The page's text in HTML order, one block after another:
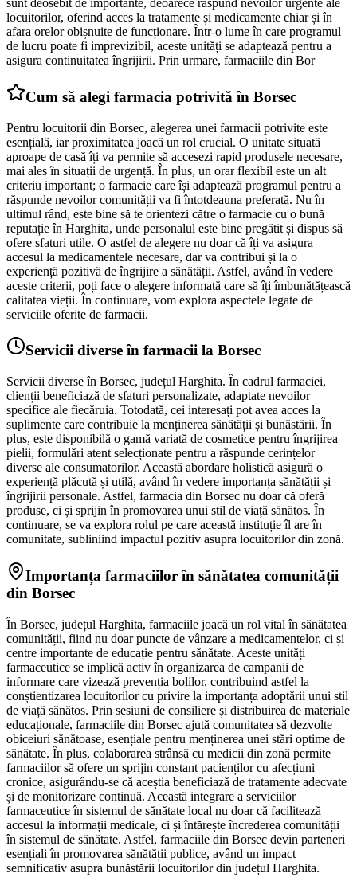
sunt deosebit de importante, deoarece răspund nevoilor urgente ale
locuitorilor, oferind acces la tratamente și medicamente chiar și în
afara orelor obișnuite de funcționare. Într-o lume în care programul
de lucru poate fi imprevizibil, aceste unități se adaptează pentru a
asigura continuitatea îngrijirii. Prin urmare, farmaciile din Bor
Cum să alegi farmacia potrivită în Borsec
Pentru locuitorii din Borsec, alegerea unei farmacii potrivite este
esențială, iar proximitatea joacă un rol crucial. O unitate situată
aproape de casă îți va permite să accesezi rapid produsele necesare,
mai ales în situații de urgență. În plus, un orar flexibil este un alt
criteriu important; o farmacie care își adaptează programul pentru a
răspunde nevoilor comunității va fi întotdeauna preferată. Nu în
ultimul rând, este bine să te orientezi către o farmacie cu o bună
reputație în Harghita, unde personalul este bine pregătit și dispus să
ofere sfaturi utile. O astfel de alegere nu doar că îți va asigura
accesul la medicamentele necesare, dar va contribui și la o
experiență pozitivă de îngrijire a sănătății. Astfel, având în vedere
aceste criterii, poți face o alegere informată care să îți îmbunătățească
calitatea vieții. În continuare, vom explora aspectele legate de
serviciile oferite de farmacii.
Servicii diverse în farmacii la Borsec
Servicii diverse în Borsec, județul Harghita. În cadrul farmaciei,
clienții beneficiază de sfaturi personalizate, adaptate nevoilor
specifice ale fiecăruia. Totodată, cei interesați pot avea acces la
suplimente care contribuie la menținerea sănătății și bunăstării. În
plus, este disponibilă o gamă variată de cosmetice pentru îngrijirea
pielii, formulări atent selecționate pentru a răspunde cerințelor
diverse ale consumatorilor. Această abordare holistică asigură o
experiență plăcută și utilă, având în vedere importanța sănătății și
îngrijirii personale. Astfel, farmacia din Borsec nu doar că oferă
produse, ci și sprijin în promovarea unui stil de viață sănătos. În
continuare, se va explora rolul pe care această instituție îl are în
comunitate, subliniind impactul pozitiv asupra locuitorilor din zonă.
Importanța farmaciilor în sănătatea comunității
din Borsec
În Borsec, județul Harghita, farmaciile joacă un rol vital în sănătatea
comunității, fiind nu doar puncte de vânzare a medicamentelor, ci și
centre importante de educație pentru sănătate. Aceste unități
farmaceutice se implică activ în organizarea de campanii de
informare care vizează prevenția bolilor, contribuind astfel la
conștientizarea locuitorilor cu privire la importanța adoptării unui stil
de viață sănătos. Prin sesiuni de consiliere și distribuirea de materiale
educaționale, farmaciile din Borsec ajută comunitatea să dezvolte
obiceiuri sănătoase, esențiale pentru menținerea unei stări optime de
sănătate. În plus, colaborarea strânsă cu medicii din zonă permite
farmaciilor să ofere un sprijin constant pacienților cu afecțiuni
cronice, asigurându-se că aceștia beneficiază de tratamente adecvate
și de monitorizare continuă. Această integrare a serviciilor
farmaceutice în sistemul de sănătate local nu doar că facilitează
accesul la informații medicale, ci și întărește încrederea comunității
în sistemul de sănătate. Astfel, farmaciile din Borsec devin parteneri
esențiali în promovarea sănătății publice, având un impact
semnificativ asupra bunăstării locuitorilor din județul Harghita.